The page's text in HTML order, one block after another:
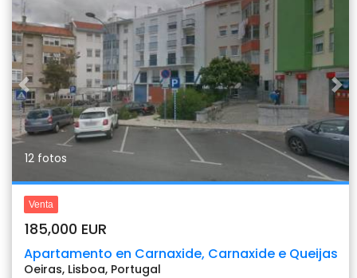
Previous
12 fotos
Venta
185,000 EUR
Apartamento en Carnaxide, Carnaxide e Queijas
Oeiras, Lisboa, Portugal